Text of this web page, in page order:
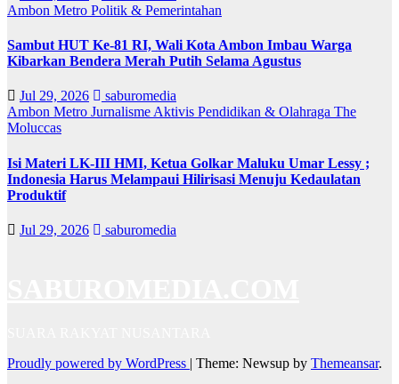
Ambon Metro Politik & Pemerintahan
Sambut HUT Ke-81 RI, Wali Kota Ambon Imbau Warga
Kibarkan Bendera Merah Putih Selama Agustus
Jul 29, 2026
saburomedia
Ambon Metro Jurnalisme Aktivis Pendidikan & Olahraga The
Moluccas
Isi Materi LK-III HMI, Ketua Golkar Maluku Umar Lessy ;
Indonesia Harus Melampaui Hilirisasi Menuju Kedaulatan
Produktif
Jul 29, 2026 saburomedia
Proudly powered by WordPress | Theme: Newsup by Themeansar.